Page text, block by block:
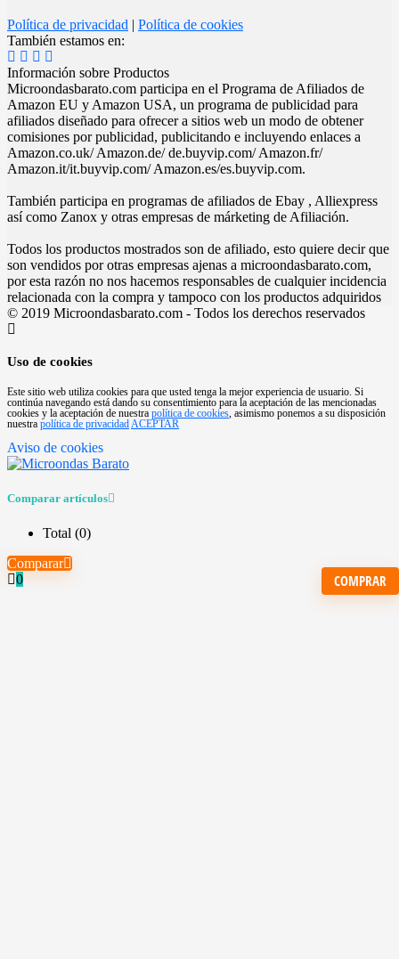
COMPRAR
Política de privacidad | Política de cookies
También estamos en:
Información sobre Productos
Microondasbarato.com participa en el Programa de Afiliados de
Amazon EU y Amazon USA, un programa de publicidad para
afiliados diseñado para ofrecer a sitios web un modo de obtener
comisiones por publicidad, publicitando e incluyendo enlaces a
Amazon.co.uk/ Amazon.de/ de.buyvip.com/ Amazon.fr/
Amazon.it/it.buyvip.com/ Amazon.es/es.buyvip.com.
También participa en programas de afiliados de Ebay , Alliexpress
así como Zanox y otras empresas de márketing de Afiliación.
Todos los productos mostrados son de afiliado, esto quiere decir que
son vendidos por otras empresas ajenas a microondasbarato.com,
por esta razón no nos hacemos responsables de cualquier incidencia
relacionada con la compra y tampoco con los productos adquiridos
© 2019 Microondasbarato.com - Todos los derechos reservados
Uso de cookies
Este sitio web utiliza cookies para que usted tenga la mejor experiencia de usuario. Si
continúa navegando está dando su consentimiento para la aceptación de las mencionadas
cookies y la aceptación de nuestra política de cookies, asimismo ponemos a su disposición
nuestra política de privacidadACEPTAR
Aviso de cookies
Comparar artículos
Total (0)
Comparar
0